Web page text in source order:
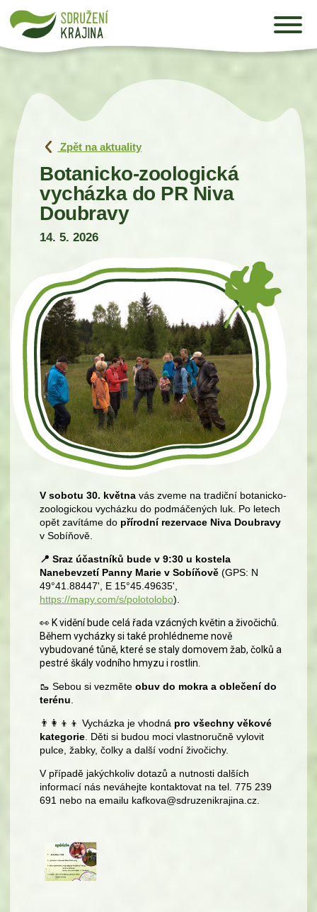
Zpět na aktuality
Botanicko-zoologická
vycházka do PR Niva
Doubravy
14. 5. 2026
V sobotu 30. května vás zveme na tradiční botanicko-
zoologickou vycházku do podmáčených luk. Po letech
opět zavítáme do přírodní rezervace Niva Doubravy
v Sobíňově.
📍 Sraz účastníků bude v 9:30 u kostela
Nanebevzetí Panny Marie v Sobíňově (GPS: N
49°41.88447', E 15°45.49635',
https://mapy.com/s/polotolobo).
👀 K vidění bude celá řada vzácných květin a živočichů.
Během vycházky si také prohlédneme nově
vybudované tůně, které se staly domovem žab, čolků a
pestré škály vodního hmyzu i rostlin.
🥾 Sebou si vezměte obuv do mokra a oblečení do
terénu
👨‍👩‍👦‍👦 Vycházka je vhodná pro všechny věkové
kategorie . Děti si budou moci vlastnoručně vylovit
pulce, žabky, čolky a další vodní živočichy.
V případě jakýchkoliv dotazů a nutnosti dalších
informací nás neváhejte kontaktovat na tel. 775 239
691 nebo na emailu kafkova@sdruzenikrajina.cz.